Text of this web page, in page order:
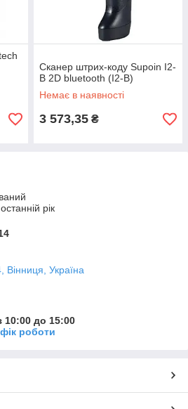
Сканер штрих-коду Supoin I2-
B 2D bluetooth (I2-B)
Немає в наявності
3 573,35 ₴
рік
Вінниця, Україна
10:00 до 15:00
роботи